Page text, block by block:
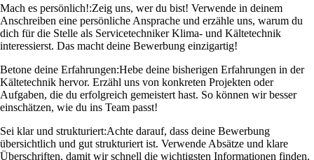
Mach es persönlich!:Zeig uns, wer du bist! Verwende in deinem
Anschreiben eine persönliche Ansprache und erzähle uns, warum du
dich für die Stelle als Servicetechniker Klima- und Kältetechnik
interessierst. Das macht deine Bewerbung einzigartig!
Betone deine Erfahrungen:Hebe deine bisherigen Erfahrungen in der
Kältetechnik hervor. Erzähl uns von konkreten Projekten oder
Aufgaben, die du erfolgreich gemeistert hast. So können wir besser
einschätzen, wie du ins Team passt!
Sei klar und strukturiert:Achte darauf, dass deine Bewerbung
übersichtlich und gut strukturiert ist. Verwende Absätze und klare
Überschriften, damit wir schnell die wichtigsten Informationen finden.